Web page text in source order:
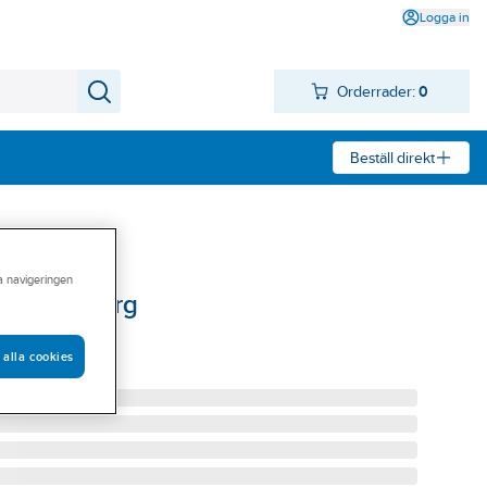
Logga in
Orderrader: 0
Beställ direkt
03
navigeringen
alla cookies